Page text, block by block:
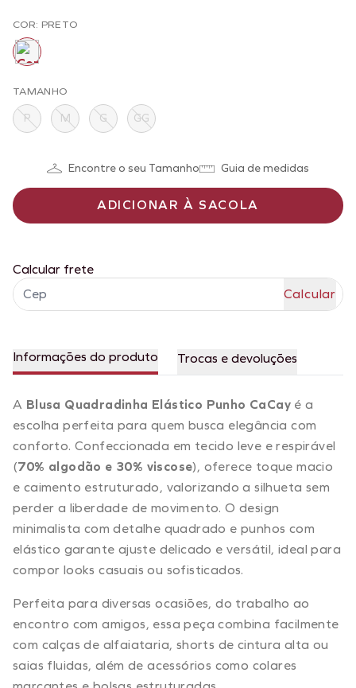
COR: PRETO
TAMANHO
P M G GG
Encontre o seu Tamanho Guia de medidas
ADICIONAR À SACOLA
Calcular frete
Informações do produto Trocas e devoluções
A Blusa Quadradinha Elástico Punho CaCay é a
escolha perfeita para quem busca elegância com
conforto. Confeccionada em tecido leve e respirável
(70% algodão e 30% viscose), oferece toque macio
e caimento estruturado, valorizando a silhueta sem
perder a liberdade de movimento. O design
minimalista com detalhe quadrado e punhos com
elástico garante ajuste delicado e versátil, ideal para
compor looks casuais ou sofisticados.
Perfeita para diversas ocasiões, do trabalho ao
encontro com amigos, essa peça combina facilmente
com calças de alfaiataria, shorts de cintura alta ou
saias fluidas, além de acessórios como colares